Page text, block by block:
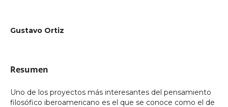
Gustavo Ortiz
Resumen
Uno de los proyectos más interesantes del pensamiento
filosófico iberoamericano es el que se conoce como el de